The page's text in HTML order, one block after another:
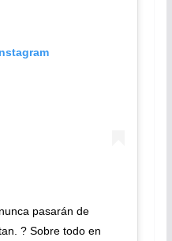
pasarán de
? Sobre todo en